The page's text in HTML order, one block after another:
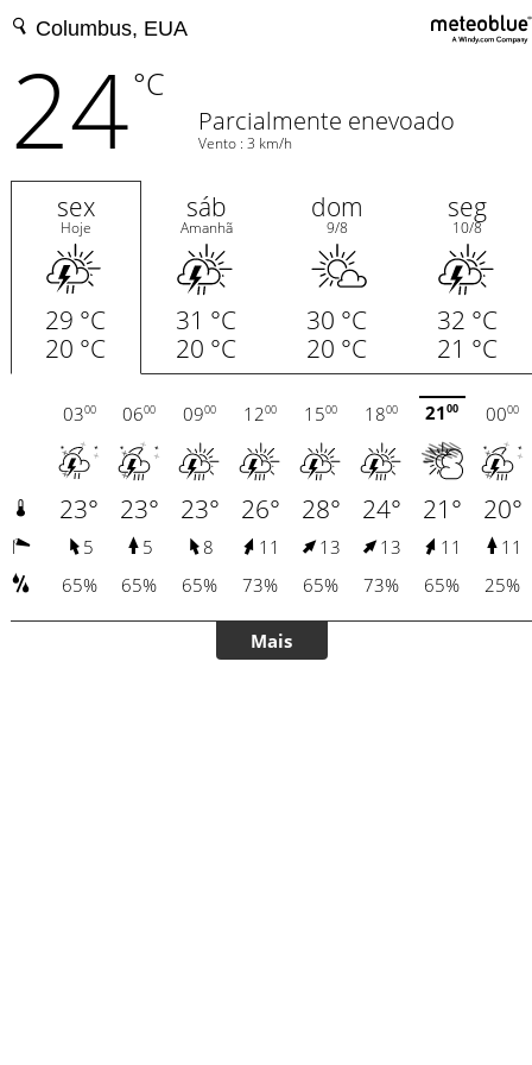
24°C
Parcialmente enevoado
Vento : 3 km/h
sex
Hoje
29 °C
20 °C
sáb
Amanhã
31 °C
20 °C
dom
9/8
30 °C
20 °C
seg
10/8
32 °C
21 °C
0300 0600 0900 1200 1500 1800 2100 0000
23° 23° 23° 26° 28° 24° 21° 20°
5 5 8 11 13 13 11
11
65%
65% 65% 73% 65% 73% 65% 25%
Mais